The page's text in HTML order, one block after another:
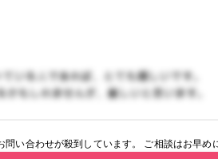
い合わせが殺到しています。 ご相談はお早め